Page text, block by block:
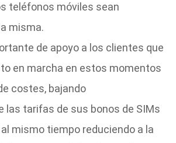
teléfonos móviles sean
misma.
de apoyo a los clientes que
en marcha en estos momentos
costes, bajando
las tarifas de sus bonos de SIMs
mismo tiempo reduciendo a la